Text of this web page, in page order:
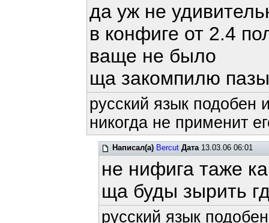
да уж не
в конфиге от 2.4
ваще не было
ща закомпилю
русский язык подобен
никогда не применит
Написал(а) Bercut Дата13.03.06 06:01
не нифига таже
ща буды зырить
русский язык